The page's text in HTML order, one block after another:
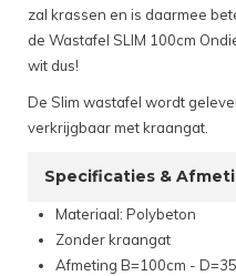
zal krassen en is daarmee
de Wastafel SLIM 100cm
wit dus!
De Slim wastafel wordt
verkrijgbaar met kraangat.
Specificaties &
Materiaal: Polybeton
Zonder kraangat
Afmeting B=100cm -